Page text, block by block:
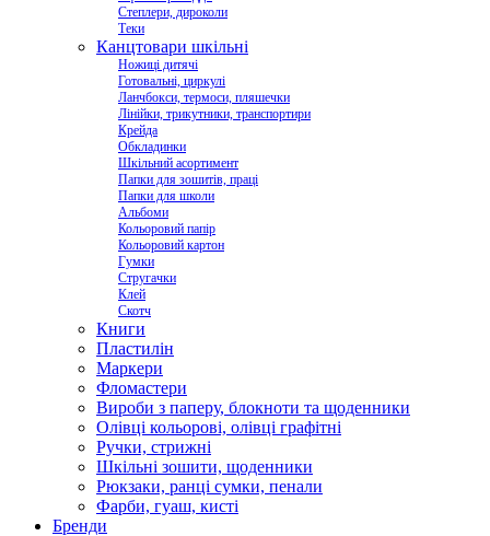
Степлери, дироколи
Теки
Канцтовари шкільні
Ножиці дитячі
Готовальні, циркулі
Ланчбокси, термоси, пляшечки
Лінійки, трикутники, транспортири
Крейда
Обкладинки
Шкільний асортимент
Папки для зошитів, праці
Папки для школи
Альбоми
Кольоровий папір
Кольоровий картон
Гумки
Стругачки
Клей
Скотч
Книги
Пластилін
Маркери
Фломастери
Вироби з паперу, блокноти та щоденники
Олівці кольорові, олівці графітні
Ручки, стрижні
Шкільні зошити, щоденники
Рюкзаки, ранці сумки, пенали
Фарби, гуаш, кисті
Бренди